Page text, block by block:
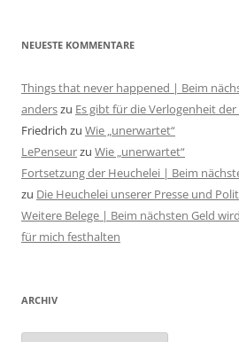
NEUESTE KOMMENTARE
Things that never happened | Beim
anderszu Es gibt für die Verlogenheit
Friedrich zu Wie „unerwartet“
LePenseurzu Wie „unerwartet“
Fortsetzung der Heuchelei | Beim
zu Die Heuchelei unserer Presse und
Weitere Belege | Beim nächsten Geld
für mich festhalten
ARCHIV
Archiv